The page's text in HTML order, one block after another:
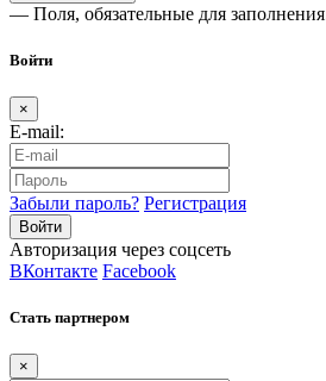
— Поля, обязательные для
Войти
×
E-mail:
Забыли пароль? Регистрация
Авторизация через соцсеть
ВКонтакте Facebook
Стать партнером
×